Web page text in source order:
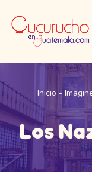
Saltar
contenido
Inicio -
Los